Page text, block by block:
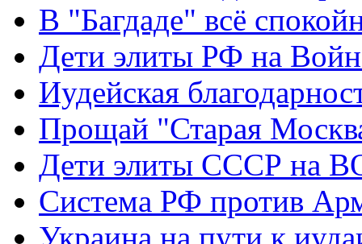
В "Багдаде" всё
Дети элиты РФ на
Иудейская
Прощай "Старая
Дети элиты СССР на
Система РФ против
Украина на пути к